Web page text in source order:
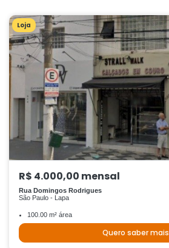
Loja
R$ 4.000,00 mensal
Rua Domingos Rodrigues
São Paulo - Lapa
100.00 m² área
Quero saber mais